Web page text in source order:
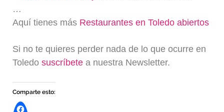
…
Aquí tienes más Restaurantes en Toledo abiertos
Si no te quieres perder nada de lo que ocurre en
Toledosuscríbete a nuestra Newsletter.
Comparte esto: